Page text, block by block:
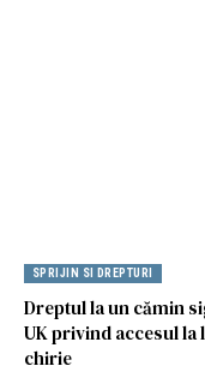
SPRIJIN SI DREPTURI
Dreptul la un cămin
UK privind accesul
chirie